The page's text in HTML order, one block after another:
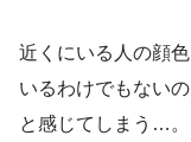
近くにいる人の顔
いるわけでもない
と感じてしまう…。